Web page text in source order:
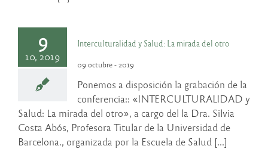
9
10, 2019
Interculturalidad y Salud: La mirada del otro
09 octubre - 2019
Ponemos a disposición la grabación de la
conferencia:: «INTERCULTURALIDAD y
Salud: La mirada del otro», a cargo del la Dra. Silvia
Costa Abós, Profesora Titular de la Universidad de
Barcelona., organizada por la Escuela de Salud [...]